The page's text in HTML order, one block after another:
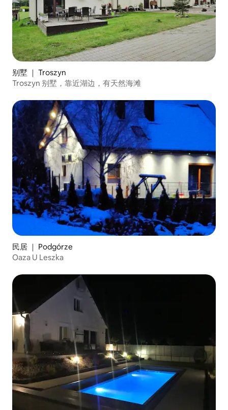
别墅 ｜ Troszyn
Troszyn 别墅，靠近湖边，有天然海滩
民居 ｜ Podgórze
Oaza U Leszka